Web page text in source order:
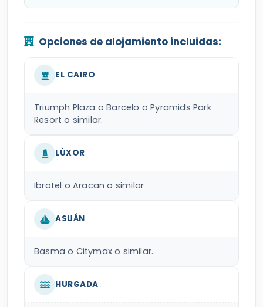
Opciones de alojamiento incluidas:
EL CAIRO
Triumph Plaza o Barcelo o Pyramids Park
Resort o similar.
LÚXOR
Ibrotel o Aracan o similar
ASUÁN
Basma o Citymax o similar.
HURGADA